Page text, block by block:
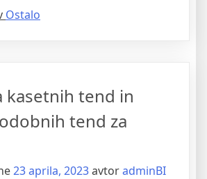
zabutona
iz
Ostalo
kasetnih tend in
tend za
23 aprila, 2023avtoradminBI